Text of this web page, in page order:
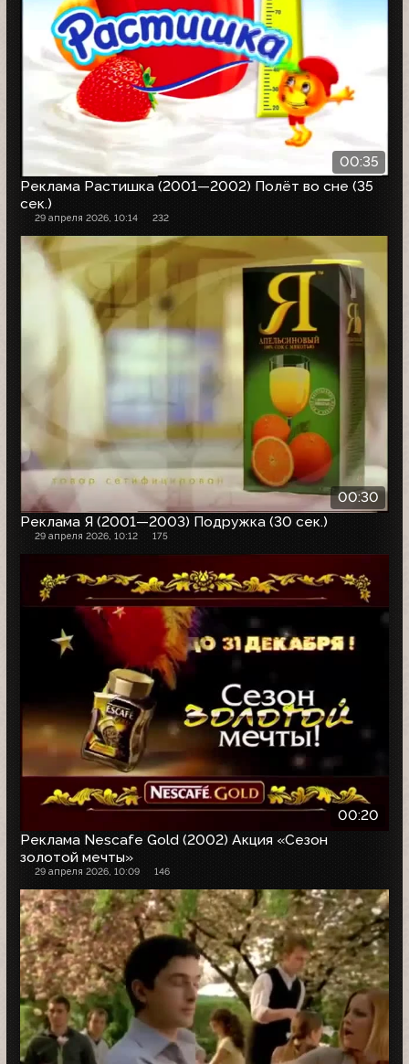
00:35
Реклама Растишка (2001—2002) Полёт во сне (35
сек.)
29 апреля 2026, 10:14 232
00:30
Реклама Я (2001—2003) Подружка (30 сек.)
29 апреля 2026, 10:12 175
00:20
Реклама Nescafe Gold (2002) Акция «Сезон
золотой мечты»
29 апреля 2026, 10:09 146